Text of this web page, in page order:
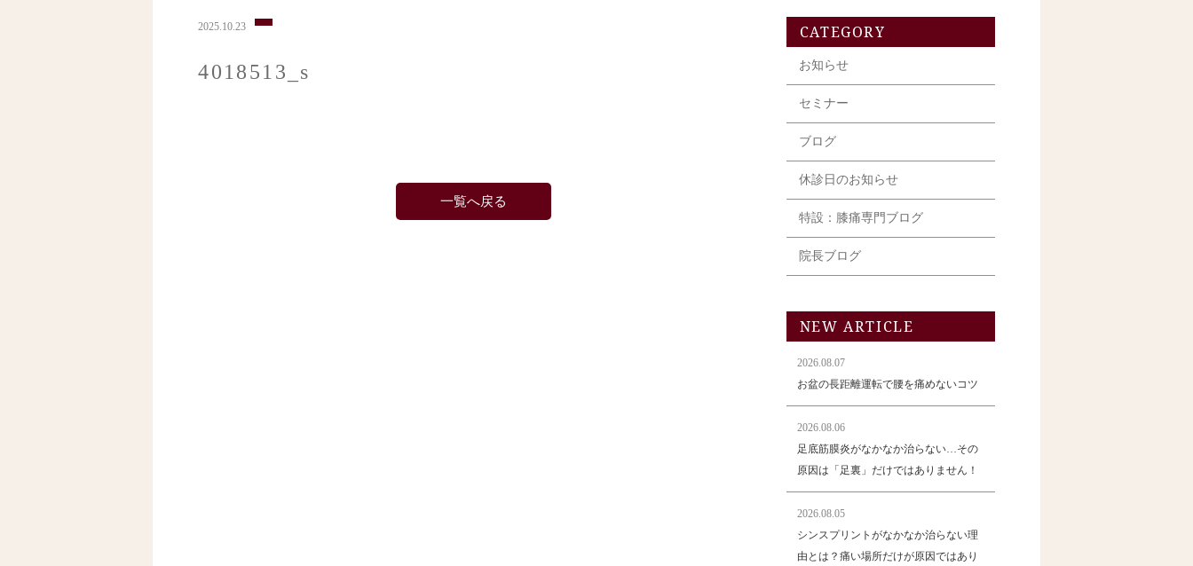
2025.10.23
4018513_s
一覧へ戻る
CATEGORY
お知らせ
セミナー
ブログ
休診日のお知らせ
特設：膝痛専門ブログ
院長ブログ
NEW ARTICLE
2026.08.07
お盆の長距離運転で腰を痛めないコツ
2026.08.06
足底筋膜炎がなかなか治らない…その
原因は「足裏」だけではありません！
2026.08.05
シンスプリントがなかなか治らない理
由とは？痛い場所だけが原因ではあり